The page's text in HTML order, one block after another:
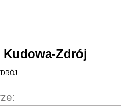
Kudowa-Zdrój